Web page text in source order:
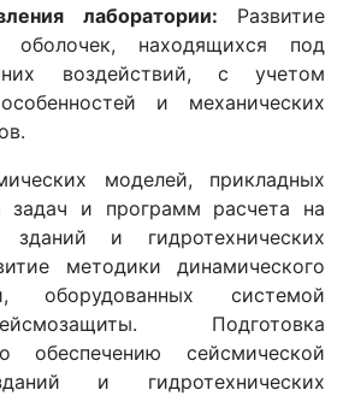
лаборатории: Развитие
оболочек, находящихся под
воздействий, с учетом
и механических
моделей, прикладных
задач и программ расчета на
зданий и гидротехнических
методики динамического
оборудованных системой
Подготовка
обеспечению сейсмической
и гидротехнических